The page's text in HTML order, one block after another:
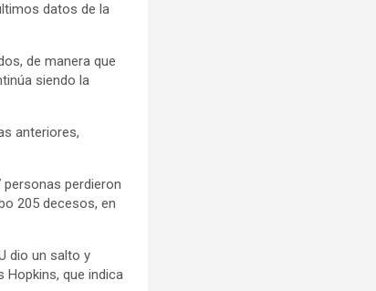
datos de la
de manera que
siendo la
anteriores,
personas perdieron
205 decesos, en
dio un salto y
Hopkins, que indica